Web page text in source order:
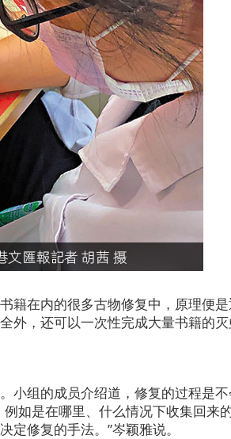
籍在内的很多古物修复中，原理便
外，还可以一次性完成大量书籍的
小组的成员介绍道，修复的过程是
如是在哪里、什么情况下收集回来
修复的手法。”岑颖雅说。